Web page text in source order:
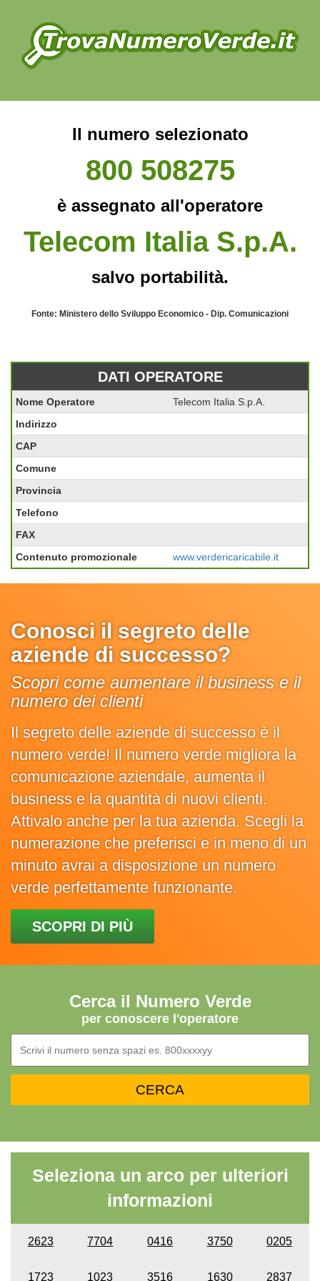
Il numero selezionato
800 508275
è assegnato all'operatore
Telecom Italia S.p.A.
salvo portabilità.
Fonte: Ministero dello Sviluppo Economico - Dip. Comunicazioni
DATI OPERATORE
Nome Operatore
Telecom Italia S.p.A.
Indirizzo
CAP
Comune
Provincia
Telefono
FAX
Contenuto promozionale
www.verdericaricabile.it
Conosci il segreto delle
aziende di successo?
Scopri come aumentare il business e il
numero dei clienti
Il segreto delle aziende di successo è il
numero verde! Il numero verde migliora la
comunicazione aziendale, aumenta il
business e la quantità di nuovi clienti.
Attivalo anche per la tua azienda. Scegli la
numerazione che preferisci e in meno di un
minuto avrai a disposizione un numero
verde perfettamente funzionante.
SCOPRI DI PIÙ
Cerca il Numero Verde
per conoscere l'operatore
Seleziona un arco per ulteriori
informazioni
2623 7704 0416 3750 0205
1723 1023 3516 1630 2837